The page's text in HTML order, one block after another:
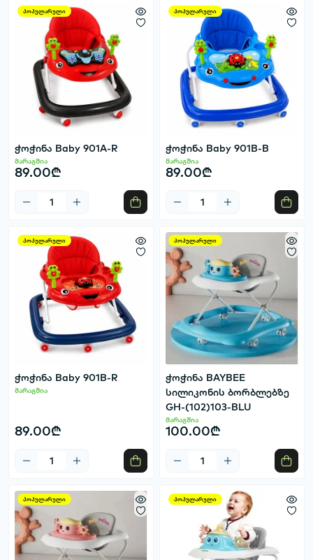
პოპულარული
ჭოჭინა Baby 901A-R
მარაგშია
89.00₾
პოპულარული
ჭოჭინა Baby 901B-B
მარაგშია
89.00₾
პოპულარული
ჭოჭინა Baby 901B-R
მარაგშია
89.00₾
პოპულარული
ჭოჭინა BAYBEE
სილიკონის ბორბლებზე
GH-(102)103-BLU
მარაგშია
100.00₾
პოპულარული პოპულარული